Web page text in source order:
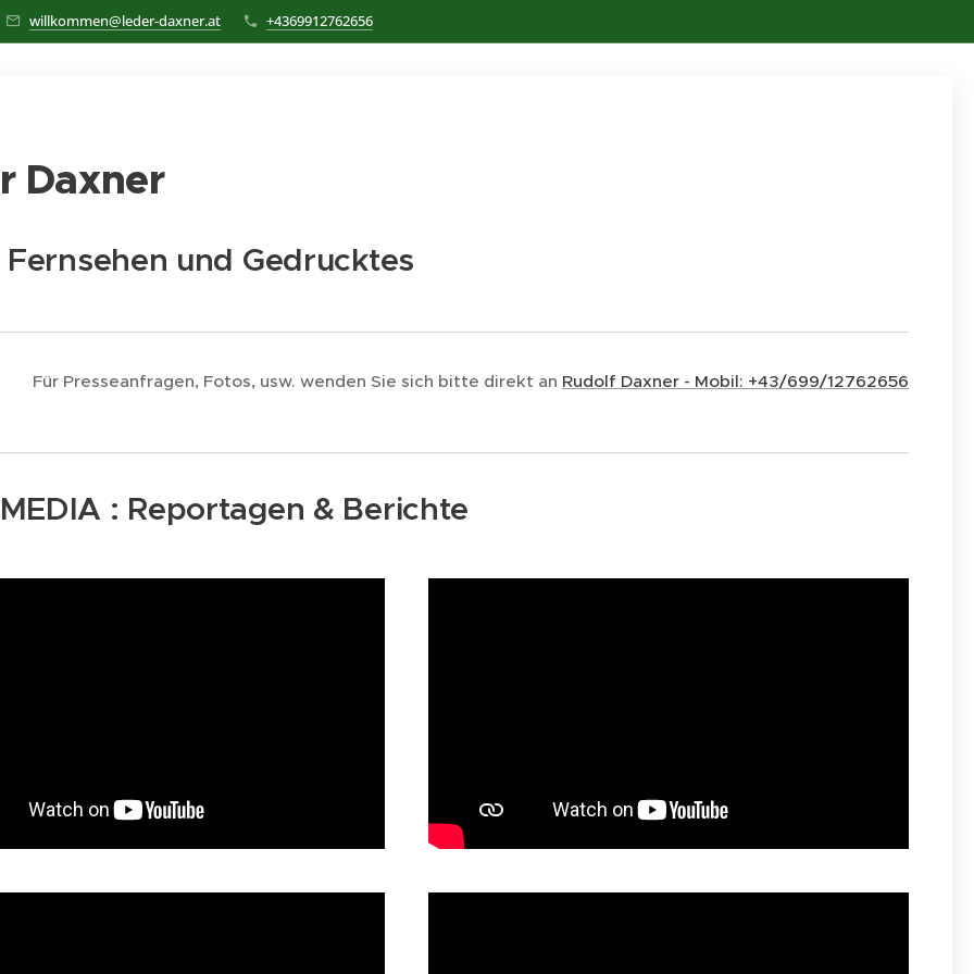
willkommen@leder-daxner.at +4369912762656
Daxner
Fernsehen und Gedrucktes
Für Presseanfragen, Fotos, usw. wenden Sie sich bitte direkt an Rudolf Daxner - Mobil: +43/699/12762656
: Reportagen & Berichte